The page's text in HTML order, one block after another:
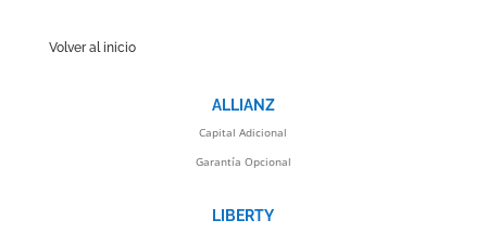
Volver al inicio
ALLIANZ
Capital Adicional
Garantía Opcional
LIBERTY